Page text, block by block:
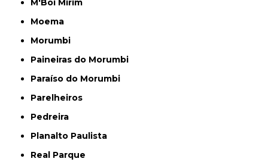
M'Boi Mirim
Moema
Morumbi
Paineiras do Morumbi
Paraíso do Morumbi
Parelheiros
Pedreira
Planalto Paulista
Real Parque